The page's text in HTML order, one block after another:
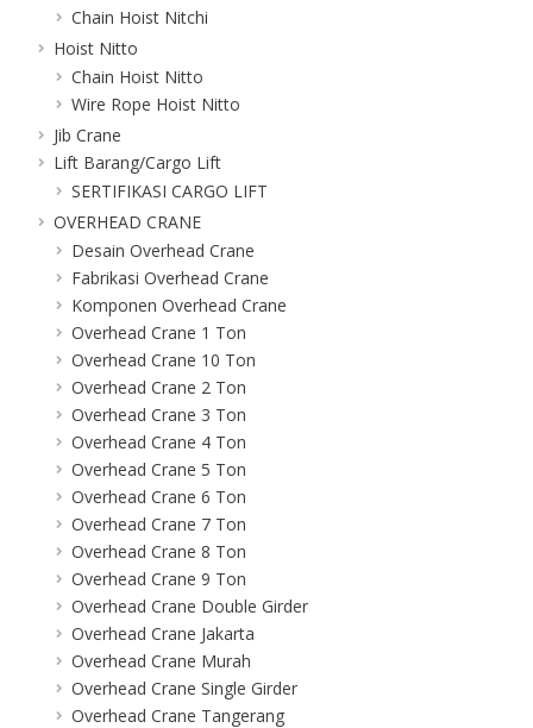
Chain Hoist Nitchi
Hoist Nitto
Chain Hoist Nitto
Wire Rope Hoist Nitto
Jib Crane
Lift Barang/Cargo Lift
SERTIFIKASI CARGO LIFT
OVERHEAD CRANE
Desain Overhead Crane
Fabrikasi Overhead Crane
Komponen Overhead Crane
Overhead Crane 1 Ton
Overhead Crane 10 Ton
Overhead Crane 2 Ton
Overhead Crane 3 Ton
Overhead Crane 4 Ton
Overhead Crane 5 Ton
Overhead Crane 6 Ton
Overhead Crane 7 Ton
Overhead Crane 8 Ton
Overhead Crane 9 Ton
Overhead Crane Double Girder
Overhead Crane Jakarta
Overhead Crane Murah
Overhead Crane Single Girder
Overhead Crane Tangerang